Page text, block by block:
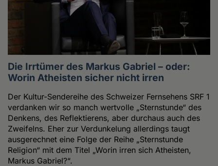
Die Irrtümer des Markus Gabriel – oder:
Worin Atheisten sicher nicht irren
Der Kultur-Sendereihe des Schweizer Fernsehens SRF 1
verdanken wir so manch wertvolle „Sternstunde“ des
Denkens, des Reflektierens, aber durchaus auch des
Zweifelns. Eher zur Verdunkelung allerdings taugt
ausgerechnet eine Folge der Reihe „Sternstunde
Religion“ mit dem Titel „Worin irren sich Atheisten,
Markus Gabriel?“.